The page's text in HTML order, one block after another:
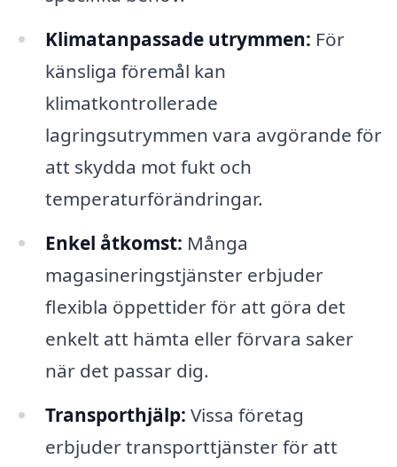
Klimatanpassade utrymmen: För
känsliga föremål kan
klimatkontrollerade
lagringsutrymmen vara avgörande för
att skydda mot fukt och
temperaturförändringar.
Enkel åtkomst: Många
magasineringstjänster erbjuder
flexibla öppettider för att göra det
enkelt att hämta eller förvara saker
när det passar dig.
Transporthjälp: Vissa företag
erbjuder transporttjänster för att